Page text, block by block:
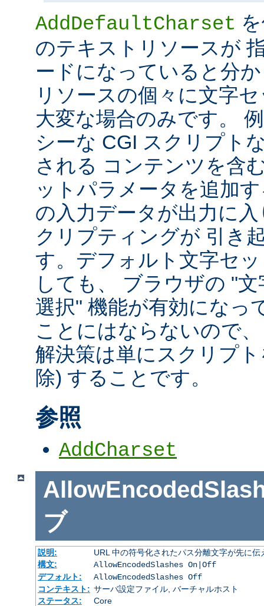
AddDefaultCharset
のテキストリソースが
ードになっていると分
リソースの個々に文字
大変な場合のみです。
シーな CGI スクリプト
される コンテンツを含
ットパラメータを追加
の入力データが出力に
クリプティングが 引き
す。デフォルト文字セ
しても、 ブラウザの "
選択" 機能が有効になっ
ことにはならないので
解決策は単にスクリプ
除) することです。
参照
AddCharset
ブ
説明:
URL 中の符号化されたパス分離文字が先に
構文:
AllowEncodedSlashes On|Off
デフォルト:
AllowEncodedSlashes Off
コンテキスト: サーバ設定ファイル, バーチャルホスト
ステータス:
Core